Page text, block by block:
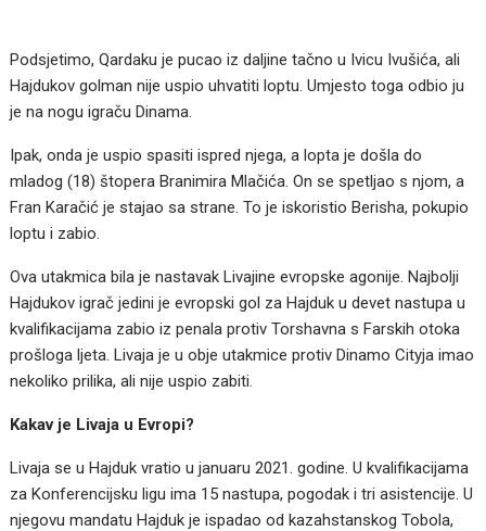
Podsjetimo, Qardaku je pucao iz daljine tačno u Ivicu Ivušića, ali
Hajdukov golman nije uspio uhvatiti loptu. Umjesto toga odbio ju
je na nogu igraču Dinama.
Ipak, onda je uspio spasiti ispred njega, a lopta je došla do
mladog (18) štopera Branimira Mlačića. On se spetljao s njom, a
Fran Karačić je stajao sa strane. To je iskoristio Berisha, pokupio
loptu i zabio.
Ova utakmica bila je nastavak Livajine evropske agonije. Najbolji
Hajdukov igrač jedini je evropski gol za Hajduk u devet nastupa u
kvalifikacijama zabio iz penala protiv Torshavna s Farskih otoka
prošloga ljeta. Livaja je u obje utakmice protiv Dinamo Cityja imao
nekoliko prilika, ali nije uspio zabiti.
Kakav je Livaja u Evropi?
Livaja se u Hajduk vratio u januaru 2021. godine. U kvalifikacijama
za Konferencijsku ligu ima 15 nastupa, pogodak i tri asistencije. U
njegovu mandatu Hajduk je ispadao od kazahstanskog Tobola,